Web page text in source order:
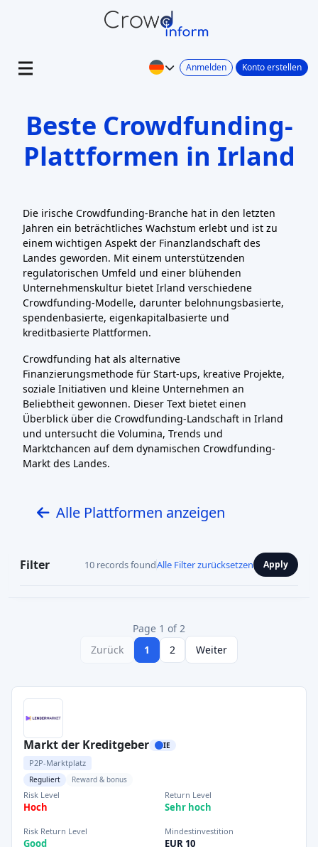
Anmelden Konto erstellen
Beste Crowdfunding-
Plattformen in Irland
Die irische Crowdfunding-Branche hat in den letzten
Jahren ein beträchtliches Wachstum erlebt und ist zu
einem wichtigen Aspekt der Finanzlandschaft des
Landes geworden. Mit einem unterstützenden
regulatorischen Umfeld und einer blühenden
Unternehmenskultur bietet Irland verschiedene
Crowdfunding-Modelle, darunter belohnungsbasierte,
spendenbasierte, eigenkapitalbasierte und
kreditbasierte Plattformen.
Crowdfunding hat als alternative
Finanzierungsmethode für Start-ups, kreative Projekte,
soziale Initiativen und kleine Unternehmen an
Beliebtheit gewonnen. Dieser Text bietet einen
Überblick über die Crowdfunding-Landschaft in Irland
und untersucht die Volumina, Trends und
Marktchancen auf dem dynamischen Crowdfunding-
Markt des Landes.
Alle Plattformen anzeigen
Filter 10 records foundAlle Filter zurücksetzen Apply
Page 1 of 2
Zurück
1 2 Weiter
Markt der Kreditgeber IE
P2P-Marktplatz
Reguliert Reward & bonus
Risk Level
Hoch
Return Level
Sehr hoch
Risk Return Level
Good
Mindestinvestition
EUR 10